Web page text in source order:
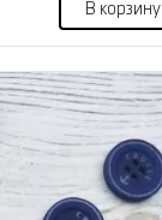
В корзину